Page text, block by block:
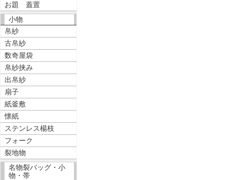
お題 蓋置
小物
帛紗
古帛紗
数奇屋袋
帛紗挟み
出帛紗
扇子
紙釜敷
懐紙
ステンレス楊枝
フォーク
裂地物
名物裂バッグ・小
物・帯